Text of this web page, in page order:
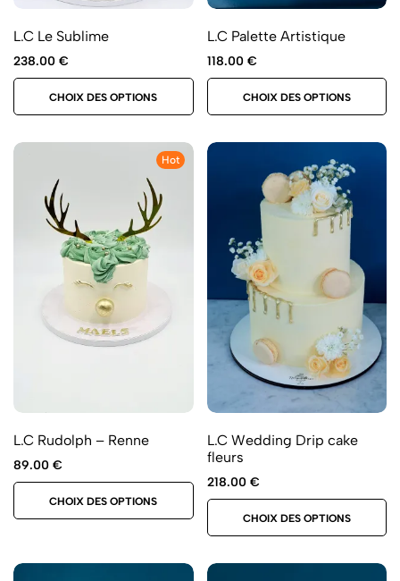
L.C Le Sublime
238.00 €
CHOIX DES OPTIONS
L.C Palette Artistique
118.00 €
CHOIX DES OPTIONS
Hot
L.C Rudolph – Renne
89.00 €
CHOIX DES OPTIONS
L.C Wedding Drip cake
fleurs
218.00 €
CHOIX DES OPTIONS